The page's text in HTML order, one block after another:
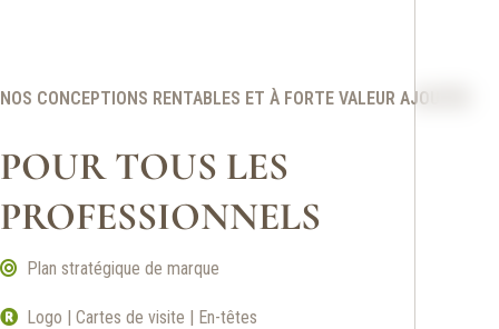
NOS CONCEPTIONS RENTABLES ET À FORTE VALEUR AJOUTÉE
POUR TOUS LES
PROFESSIONNELS
Plan stratégique de marque
Logo | Cartes de visite | En-têtes